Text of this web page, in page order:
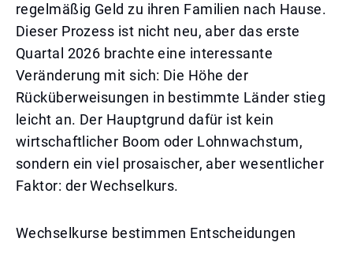
regelmäßig Geld zu ihren Familien nach Hause.
Dieser Prozess ist nicht neu, aber das erste
Quartal 2026 brachte eine interessante
Veränderung mit sich: Die Höhe der
Rücküberweisungen in bestimmte Länder stieg
leicht an. Der Hauptgrund dafür ist kein
wirtschaftlicher Boom oder Lohnwachstum,
sondern ein viel prosaischer, aber wesentlicher
Faktor: der Wechselkurs.
Wechselkurse bestimmen Entscheidungen